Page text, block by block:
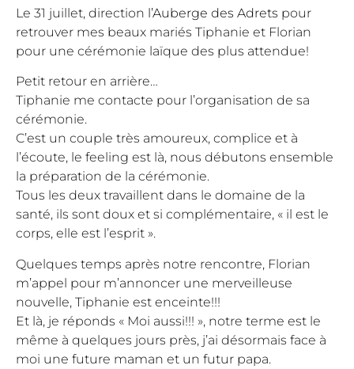
Le 31 juillet, direction l’Auberge des Adrets pour
retrouver mes beaux mariés Tiphanie et Florian
pour une cérémonie laïque des plus attendue!
Petit retour en arrière…
Tiphanie me contacte pour l’organisation de sa
cérémonie.
C’est un couple très amoureux, complice et à
l’écoute, le feeling est là, nous débutons ensemble
la préparation de la cérémonie.
Tous les deux travaillent dans le domaine de la
santé, ils sont doux et si complémentaire, « il est le
corps, elle est l’esprit ».
Quelques temps après notre rencontre, Florian
m’appel pour m’annoncer une merveilleuse
nouvelle, Tiphanie est enceinte!!!
Et là, je réponds « Moi aussi!!! », notre terme est le
même à quelques jours près, j’ai désormais face à
moi une future maman et un futur papa.